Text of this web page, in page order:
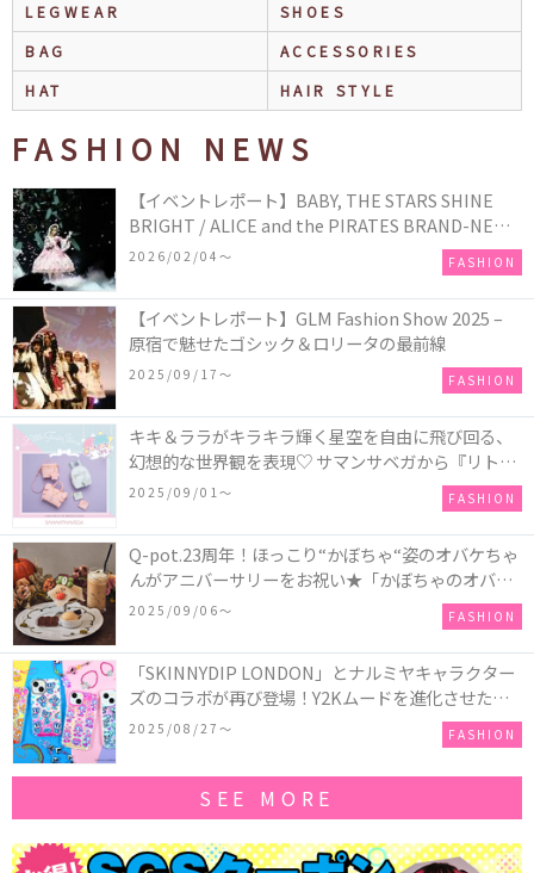
LEGWEAR
SHOES
BAG
ACCESSORIES
HAT
HAIR STYLE
FASHION NEWS
【イベントレポート】BABY, THE STARS SHINE
BRIGHT / ALICE and the PIRATES BRAND-NEW
COLLECTION in TOKYO
2026/02/04〜 FASHION
【イベントレポート】GLM Fashion Show 2025 –
原宿で魅せたゴシック＆ロリータの最前線
2025/09/17〜 FASHION
キキ＆ララがキラキラ輝く星空を自由に飛び回る、
幻想的な世界観を表現♡ サマンサベガから『リトル
ツインスターズ』50周年アニバーサリーイヤー』を
2025/09/01〜 FASHION
Q-pot.23周年！ほっこり“かぼちゃ“姿のオバケちゃ
んがアニバーサリーをお祝い★「かぼちゃのオバケ
ーキアクセサリー」が新発売！Q-pot CAFE.では
「かぼちゃのオバケーキプレート」も登場
2025/09/06〜 FASHION
「SKINNYDIP LONDON」とナルミヤキャラクター
ズのコラボが再び登場！Y2Kムードを進化させた新
作コレクションを発売♪
2025/08/27〜 FASHION
SEE MORE